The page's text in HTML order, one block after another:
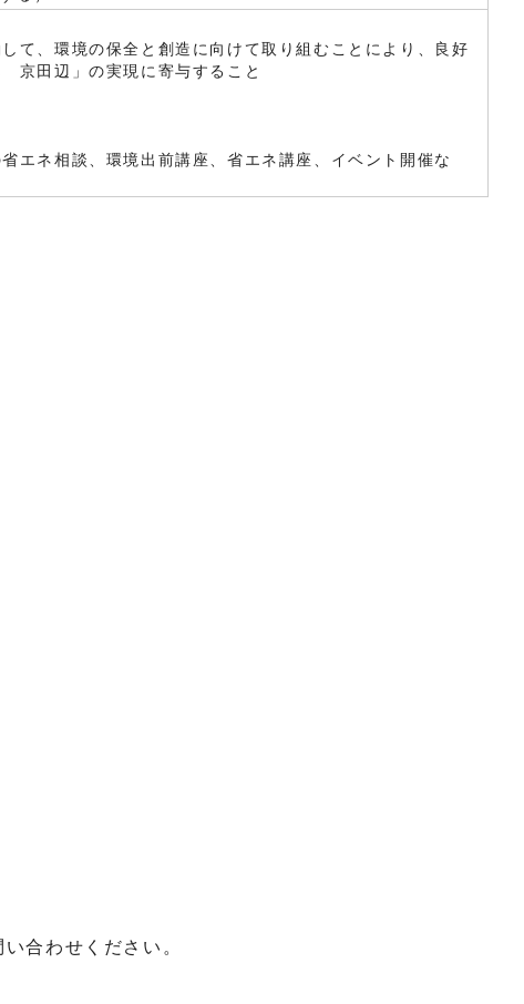
て、環境の保全と創造に向けて取り組むことにより、良好
京田辺」の実現に寄与すること
エネ相談、環境出前講座、省エネ講座、イベント開催な
合わせください。